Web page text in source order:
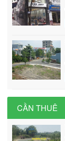
CẦN THUÊ